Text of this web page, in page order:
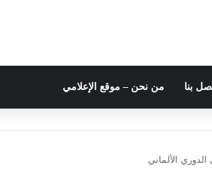
بنا من نحن – موقع الإعلامي
الألماني